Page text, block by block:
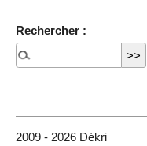
Rechercher :
2009 - 2026 Dékri